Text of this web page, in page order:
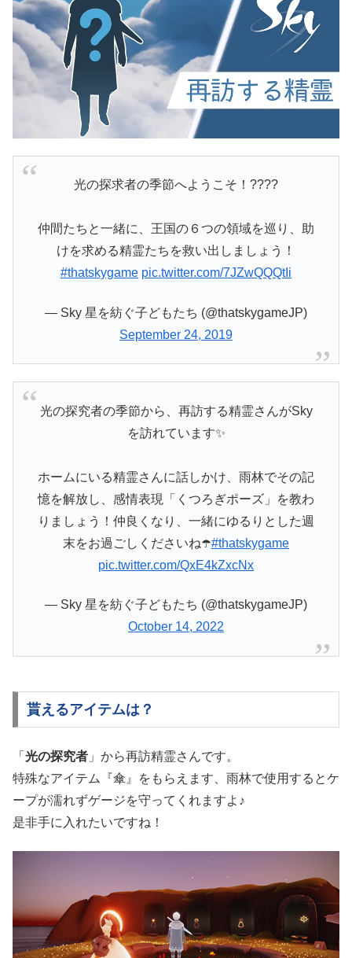
光の探求者の季節へようこそ！????
仲間たちと一緒に、王国の６つの領域を巡り、助
けを求める精霊たちを救い出しましょう！
#thatskygame pic.twitter.com/7JZwQQQtIi
— Sky 星を紡ぐ子どもたち (@thatskygameJP)
September 24, 2019
光の探究者の季節から、再訪する精霊さんがSky
を訪れています✨
ホームにいる精霊さんに話しかけ、雨林でその記
憶を解放し、感情表現「くつろぎポーズ」を教わ
りましょう！仲良くなり、一緒にゆるりとした週
末をお過ごしくださいね☂️#thatskygame
pic.twitter.com/QxE4kZxcNx
— Sky 星を紡ぐ子どもたち (@thatskygameJP)
October 14, 2022
貰えるアイテムは？
「 光の探究者 」から再訪精霊さんです。
特殊なアイテム『傘』をもらえます、雨林で使用するとケ
ープが濡れずゲージを守ってくれますよ♪
是非手に入れたいですね！